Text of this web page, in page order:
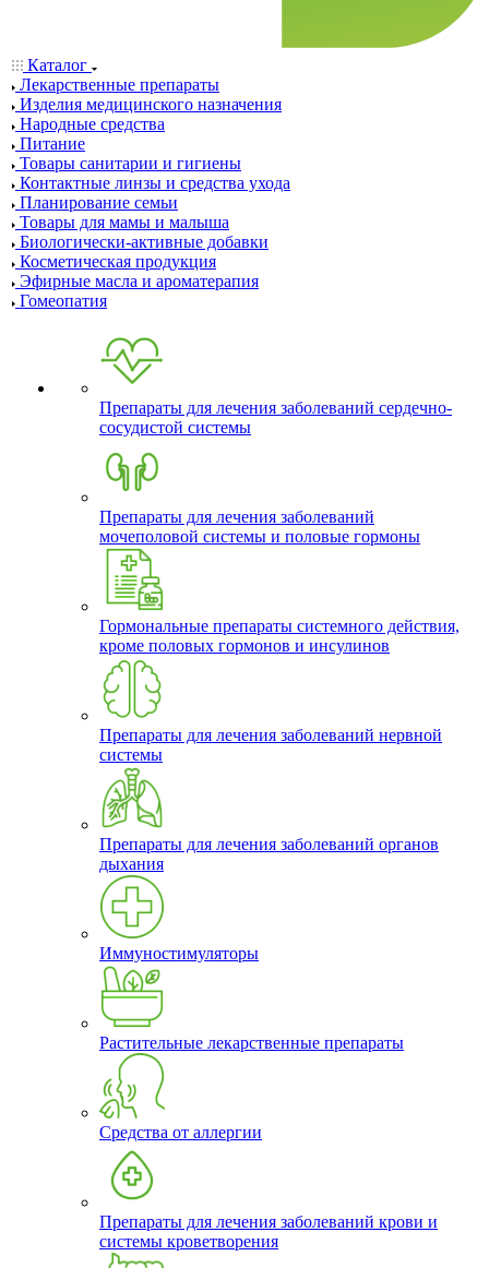
Каталог
Лекарственные препараты
Изделия медицинского назначения
Народные средства
Питание
Товары санитарии и гигиены
Контактные линзы и средства ухода
Планирование семьи
Товары для мамы и малыша
Биологически-активные добавки
Косметическая продукция
Эфирные масла и ароматерапия
Гомеопатия
Препараты для лечения заболеваний сердечно-
сосудистой системы
Препараты для лечения заболеваний
мочеполовой системы и половые гормоны
Гормональные препараты системного действия,
кроме половых гормонов и инсулинов
Препараты для лечения заболеваний нервной
системы
Препараты для лечения заболеваний органов
дыхания
Иммуностимуляторы
Растительные лекарственные препараты
Средства от аллергии
Препараты для лечения заболеваний крови и
системы кроветворения